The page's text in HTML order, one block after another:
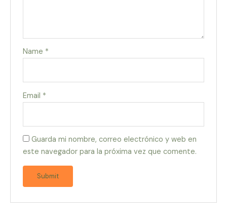
Name *
Email *
Guarda mi nombre, correo electrónico y web en
este navegador para la próxima vez que comente.